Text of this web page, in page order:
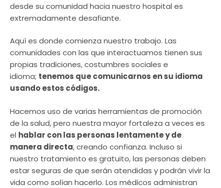
desde su comunidad hacia nuestro hospital es
extremadamente desafiante.
Aquí es donde comienza nuestro trabajo. Las
comunidades con las que interactuamos tienen sus
propias tradiciones, costumbres sociales e
idioma; tenemos que comunicarnos en su idioma
usando estos códigos.
Hacemos uso de varias herramientas de promoción
de la salud, pero nuestra mayor fortaleza a veces es
el hablar con las personas lentamente y de
manera directa, creando confianza. Incluso si
nuestro tratamiento es gratuito, las personas deben
estar seguras de que serán atendidas y podrán vivir la
vida como solían hacerlo. Los médicos administran